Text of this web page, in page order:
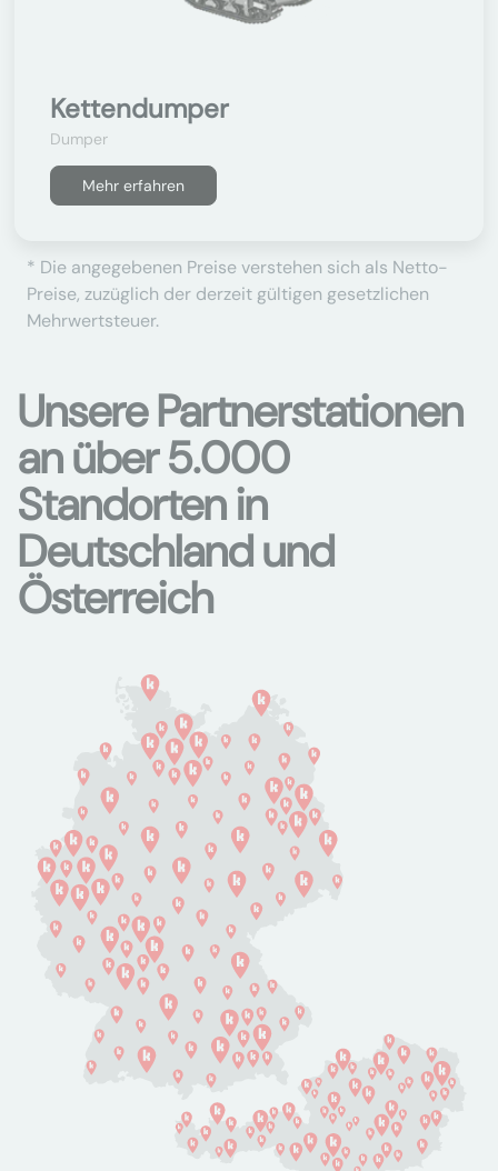
Kettendumper
Dumper
Mehr erfahren
* Die angegebenen Preise verstehen sich als Netto-
Preise, zuzüglich der derzeit gültigen gesetzlichen
Mehrwertsteuer.
Unsere Partnerstationen
an über 5.000
Standorten in
Deutschland und
Österreich